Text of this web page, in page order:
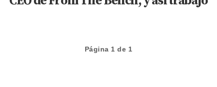
Página 1 de 1